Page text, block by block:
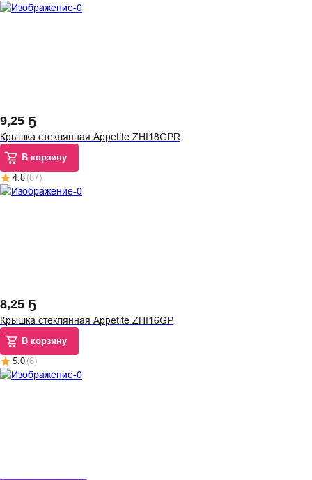
9,25 Ҕ
Крышка стеклянная Appetite ZHI18GPR
В корзину
4.8 (87)
8,25 Ҕ
Крышка стеклянная Appetite ZHI16GP
В корзину
5.0 (6)